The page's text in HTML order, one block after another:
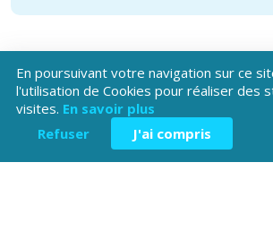
Téléchargez
Patrimoine Hautes-
En poursuivant votre navigation sur ce
l'utilisation de Cookies pour réaliser des
visites. En savoir plus
Refuser
J'ai compris